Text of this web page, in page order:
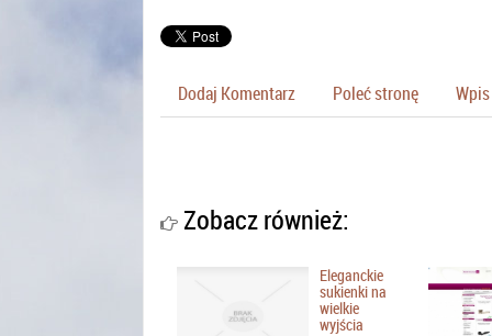
Dodaj Komentarz Poleć stronę
Zobacz również:
Eleganckie
sukienki na
wielkie
wyjścia